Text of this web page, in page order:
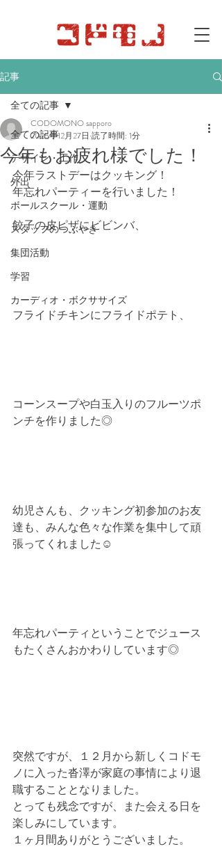
記事
全ての記事
デザイン・工作
外出
ボールスクール・運動
スタッフのつぶやき
集団活動
学習
カーディオ・ボクササイズ
全ての記事
今年もお疲れ様でした！
CODOMONO sapporo
2025年12月27日 読了時間: 1分
今年ラストデーはクッキング！
年忘れパーティーを行いました！
餃子の皮ピザにビビンバ、
フライドチキンにフライドポテト、
コーンスープや白玉入りのフルーツポ
ンチを作りました◎
幼児さんも、クッキング初参加のお友
達も、みんな色々な作業を集中して頑
張ってくれました☺︎
年忘れパーティということでジュース
もたくさんおかわりしています◎
突然ですが、１２月から新しくコドモ
ノに入った沓澤が家庭の事情により退
職することとなりました。
とっても残念ですが、また会える日を
楽しみにしています。
１ヶ月間ありがとうございました。